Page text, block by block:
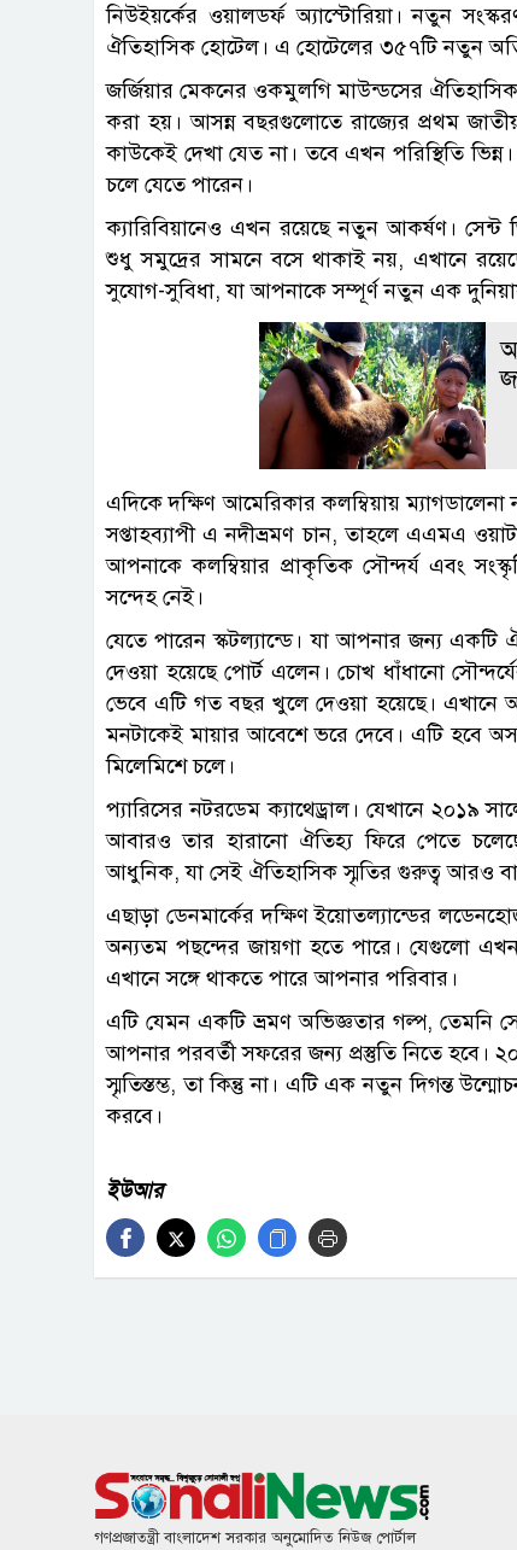
নিউইয়র্কের ওয়ালডর্ফ অ্যাস্টোরিয়া। নতুন
ঐতিহাসিক হোটেল। এ হোটেলের ৩৫৭টি নতুন
জর্জিয়ার মেকনের ওকমুলগি মাউন্ডসের
করা হয়। আসন্ন বছরগুলোতে রাজ্যের প্রথম
কাউকেই দেখা যেত না। তবে এখন পরিস্থিতি
চলে যেতে পারেন।
ক্যারিবিয়ানেও এখন রয়েছে নতুন আকর্ষণ। সেন্ট
শুধু সমুদ্রের সামনে বসে থাকাই নয়, এখানে
সুযোগ-সুবিধা, যা আপনাকে সম্পূর্ণ নতুন এক
এদিকে দক্ষিণ আমেরিকার কলম্বিয়ায়
সপ্তাহব্যাপী এ নদীভ্রমণ চান, তাহলে এএমএ
আপনাকে কলম্বিয়ার প্রাকৃতিক সৌন্দর্য এবং
সন্দেহ নেই।
যেতে পারেন স্কটল্যান্ডে। যা আপনার জন্য একটি
দেওয়া হয়েছে পোর্ট এলেন। চোখ ধাঁধানো
ভেবে এটি গত বছর খুলে দেওয়া হয়েছে।
মনটাকেই মায়ার আবেশে ভরে দেবে। এটি হবে
মিলেমিশে চলে।
প্যারিসের নটরডেম ক্যাথেড্রাল। যেখানে ২০১৯
আবারও তার হারানো ঐতিহ্য ফিরে পেতে
আধুনিক, যা সেই ঐতিহাসিক স্মৃতির গুরুত্ব আরও
এছাড়া ডেনমার্কের দক্ষিণ ইয়োতল্যান্ডের
অন্যতম পছন্দের জায়গা হতে পারে। যেগুলো
এখানে সঙ্গে থাকতে পারে আপনার পরিবার।
এটি যেমন একটি ভ্রমণ অভিজ্ঞতার গল্প, তেমনি
আপনার পরবর্তী সফরের জন্য প্রস্তুতি নিতে হবে।
স্মৃতিস্তম্ভ, তা কিন্তু না। এটি এক নতুন দিগন্ত
করবে।
ইউআর
গণপ্রজাতন্ত্রী বাংলাদেশ সরকার অনুমোদিত নিউজ পোর্টাল